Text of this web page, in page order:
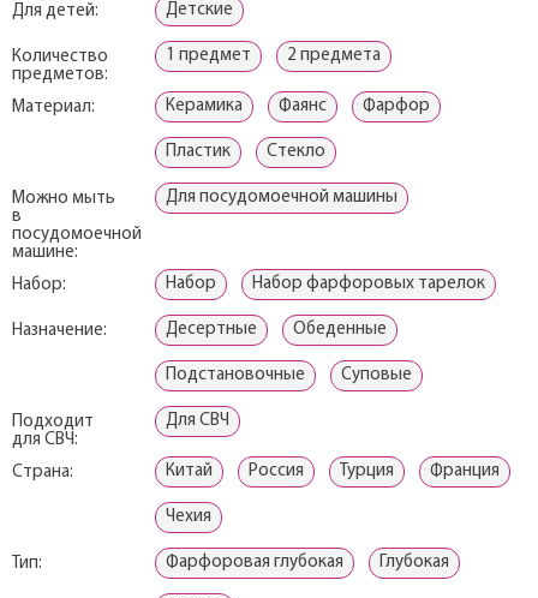
Для детей: Детские
Количество
предметов:
1 предмет 2 предмета
Материал: Керамика Фаянс Фарфор
Пластик Стекло
Можно мыть
в
посудомоечной
машине:
Для посудомоечной машины
Набор: Набор Набор фарфоровых тарелок
Назначение: Десертные Обеденные
Подстановочные Суповые
Подходит
для СВЧ:
Для СВЧ
Страна: Китай Россия Турция Франция
Чехия
Тип: Фарфоровая глубокая Глубокая